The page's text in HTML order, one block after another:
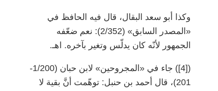
وكذا أبو سعد البقال، قال فيه الحافظ في
«المصدر السابق» (2/352): نعم ضعّفه
الجمهور لأنّه كان يدلّس وتغير بآخره. اهـ.
([4])
جاء في «المجروحين» لابن حبان (1/200-
201)، قال أحمد بن حنبل: توهّمت أنَّ بقية لا